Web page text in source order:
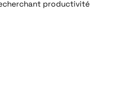
productivité